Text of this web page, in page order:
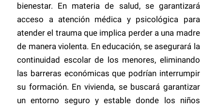
bienestar. En materia de salud, se garantizará
acceso a atención médica y psicológica para
atender el trauma que implica perder a una madre
de manera violenta. En educación, se asegurará la
continuidad escolar de los menores, eliminando
las barreras económicas que podrían interrumpir
su formación. En vivienda, se buscará garantizar
un entorno seguro y estable donde los niños